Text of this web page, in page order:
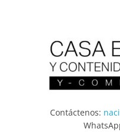
Contáctenos: